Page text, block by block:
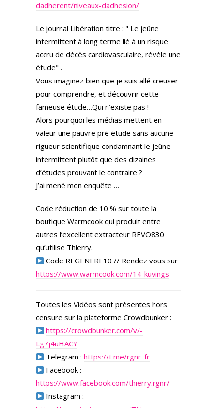
dadherent/niveaux-dadhesion/
Le journal Libération titre : " Le jeûne
intermittent à long terme lié à un risque
accru de décès cardiovasculaire, révèle une
étude" .
Vous imaginez bien que je suis allé creuser
pour comprendre, et découvrir cette
fameuse étude…Qui n’existe pas !
Alors pourquoi les médias mettent en
valeur une pauvre pré étude sans aucune
rigueur scientifique condamnant le jeûne
intermittent plutôt que des dizaines
d’études prouvant le contraire ?
J’ai mené mon enquête …
Code réduction de 10 % sur toute la
boutique Warmcook qui produit entre
autres l’excellent extracteur REVO830
qu’utilise Thierry.
Code REGENERE10 // Rendez vous sur
https://www.warmcook.com/14-kuvings
Toutes les Vidéos sont présentes hors
censure sur la plateforme Crowdbunker :
https://crowdbunker.com/v/-
Lg7j4uHACY
Telegram :https://t.me/rgnr_fr
Facebook :
https://www.facebook.com/thierry.rgnr/
Instagram :